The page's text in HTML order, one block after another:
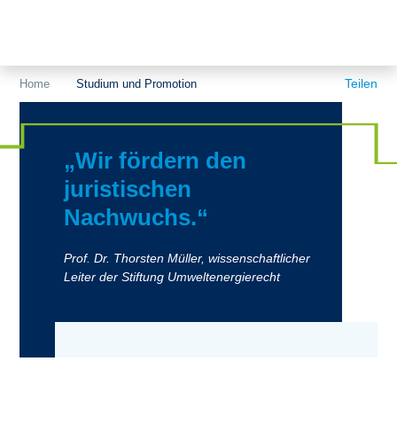
Europa
Märkte
Publikationen
Über uns
Home Studium und Promotion Teilen
„Wir fördern den
juristischen
Nachwuchs.“
Prof. Dr. Thorsten Müller, wissenschaftlicher
Leiter der Stiftung Umweltenergierecht